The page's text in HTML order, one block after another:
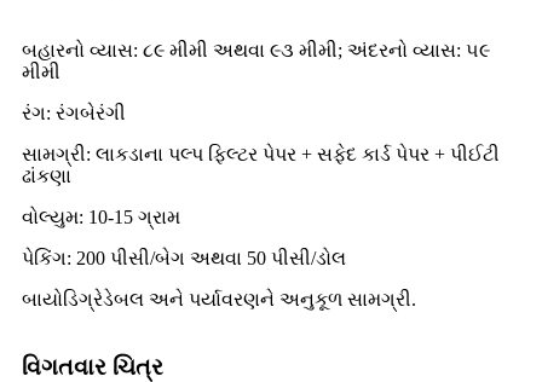
બહારનો વ્યાસ: ૮૯ મીમી અથવા ૯૩ મીમી; અંદરનો વ્યાસ: ૫૯
મીમી
રંગ: રંગબેરંગી
સામગ્રી: લાકડાના પલ્પ ફિલ્ટર પેપર + સફેદ કાર્ડ પેપર + પીઈટી
ઢાંકણા
વોલ્યુમ: 10-15 ગ્રામ
પેકિંગ: 200 પીસી/બેગ અથવા 50 પીસી/ડોલ
બાયોડિગ્રેડેબલ અને પર્યાવરણને અનુકૂળ સામગ્રી.
વિગતવાર ચિત્ર